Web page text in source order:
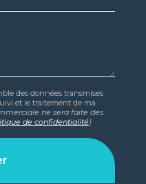
des données transmises
et le traitement de ma
ne sera faite des
de confidentialité)